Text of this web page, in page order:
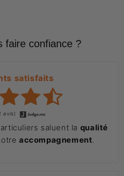
faire confiance ?
satisfaits
avis)
saluent la qualité
accompagnement